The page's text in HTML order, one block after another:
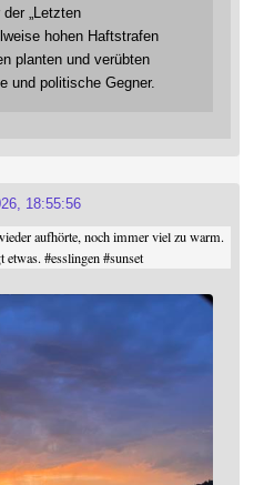
„Letzten
hohen Haftstrafen
planten und verübten
und politische Gegner.
18:55:56
aufhörte, noch immer viel zu warm.
etwas. #esslingen #sunset